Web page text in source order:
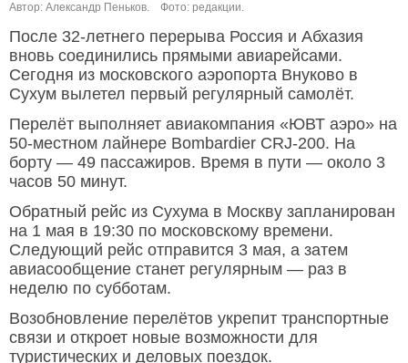
Автор: Александр Пеньков.
Фото: редакции.
После 32-летнего перерыва Россия и Абхазия
вновь соединились прямыми авиарейсами.
Сегодня из московского аэропорта Внуково в
Сухум вылетел первый регулярный самолёт.
Перелёт выполняет авиакомпания «ЮВТ аэро» на
50-местном лайнере Bombardier CRJ-200. На
борту — 49 пассажиров. Время в пути — около 3
часов 50 минут.
Обратный рейс из Сухума в Москву запланирован
на 1 мая в 19:30 по московскому времени.
Следующий рейс отправится 3 мая, а затем
авиасообщение станет регулярным — раз в
неделю по субботам.
Возобновление перелётов укрепит транспортные
связи и откроет новые возможности для
туристических и деловых поездок.